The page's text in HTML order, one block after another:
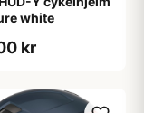
white
kr